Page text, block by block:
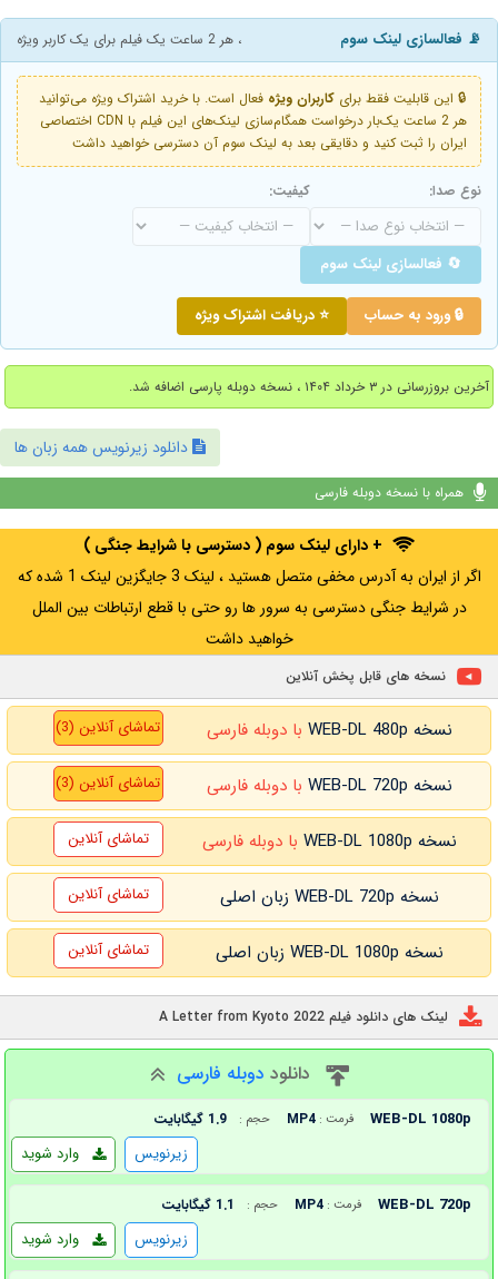
📡 فعالسازی لینک سوم ، هر 2 ساعت یک فیلم برای یک کاربر ویژه
🔒 این قابلیت فقط برای کاربران ویژه فعال است. با خرید اشتراک ویژه می‌توانید
هر 2 ساعت یک‌بار درخواست همگام‌سازی لینک‌های این فیلم با CDN اختصاصی
ایران را ثبت کنید و دقایقی بعد به لینک سوم آن دسترسی خواهید داشت
نوع صدا: کیفیت:
🔄 فعالسازی لینک سوم
🔒 ورود به حساب ⭐ دریافت اشتراک ویژه
آخرین بروزرسانی در ۳ خرداد ۱۴۰۴ ، نسخه دوبله پارسی اضافه شد.
دانلود زیرنویس همه زبان ها
همراه با نسخه دوبله فارسی
+ دارای لینک سوم ( دسترسی با شرایط جنگی )
اگر از ایران به آدرس مخفی متصل هستید ، لینک 3 جایگزین لینک 1 شده که
در شرایط جنگی دسترسی به سرور ها رو حتی با قطع ارتباطات بین الملل
خواهید داشت
نسخه های قابل پخش آنلاین
نسخه WEB-DL 480p با دوبله فارسی تماشای آنلاین (3)
نسخه WEB-DL 720p با دوبله فارسی تماشای آنلاین (3)
نسخه WEB-DL 1080p با دوبله فارسی تماشای آنلاین
نسخه WEB-DL 720p زبان اصلی تماشای آنلاین
نسخه WEB-DL 1080p زبان اصلی تماشای آنلاین
لینک های دانلود فیلم A Letter from Kyoto 2022
دانلود دوبله فارسی
WEB-DL 1080p فرمت : MP4 حجم : 1.9 گیگابایت
وارد شوید زیرنویس
WEB-DL 720p فرمت : MP4 حجم : 1.1 گیگابایت
وارد شوید زیرنویس